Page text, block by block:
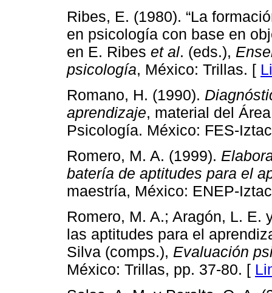
Ribes, E. (1980). “La
en psicología con base en
en E. Ribes et al. (eds.),
psicología, México: Trillas. [
Romano, H. (1990).
aprendizaje, material del
Psicología. México: FES-
Romero, M. A. (1999).
batería de aptitudes para el
maestría, México: ENEP-
Romero, M. A.; Aragón, L. E.
las aptitudes para el
Silva (comps.), Evaluación
México: Trillas, pp. 37-80. [